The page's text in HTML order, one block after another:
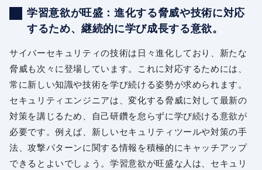
学習意欲が旺盛：進化する脅威や技術に対応
するため、継続的に学び成長する意欲。
サイバーセキュリティの技術は日々進化しており、新たな
脅威も次々に登場しています。これに対応するためには、
常に新しい知識や技術を学び続ける姿勢が求められます。
セキュリティエンジニアは、変化する脅威に対して最新の
対策を講じるため、自己研鑽を怠らずに学び続ける意欲が
必要です。例えば、新しいセキュリティツールや対策の手
法、攻撃パターンに関する情報を積極的にキャッチアップ
できるとよいでしょう。学習意欲が旺盛な人は、セキュリ